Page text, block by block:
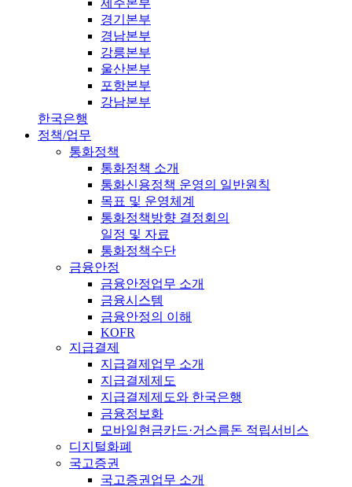
경기본부
경남본부
강릉본부
울산본부
포항본부
강남본부
한국은행
정책/업무
통화정책
통화정책 소개
통화신용정책 운영의 일반원칙
목표 및 운영체계
통화정책방향 결정회의
일정 및 자료
통화정책수단
금융안정
금융안정업무 소개
금융시스템
금융안정의 이해
KOFR
지급결제
지급결제업무 소개
지급결제제도
지급결제제도와 한국은행
금융정보화
모바일현금카드·거스름돈 적립서비스
디지털화폐
국고증권
국고증권업무 소개